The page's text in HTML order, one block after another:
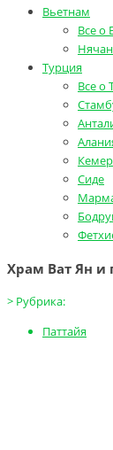
Вьетнам
Все о
Турция
Все о
Кемер
Сиде
Храм Ват Ян и
> Рубрика:
Паттайя